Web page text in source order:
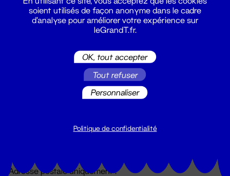
Du lundi au vendredi 14h → 18h
Adresse postale uniquement :
soient utilisés de façon anonyme dans le cadre
d'analyse pour améliorer votre expérience sur
leGrandT.fr.
OK, tout accepter
Tout refuser
Personnaliser
Politique de confidentialité